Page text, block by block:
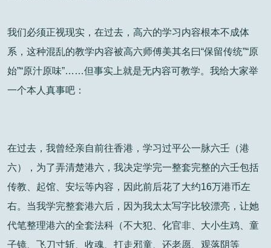
我们必须正视现实，在过去，高六的学习内容根本不成体
系，这种混乱的教学内容被高六师傅美其名曰“保留传统”“原
始”“原汁原味”……但事实上就是无内容可教学。我给大家举
一个本人真事吧：
在过去，我曾经亲自前往香港，学习过平公一脉六壬（港
六），为了弄清楚港六，我决定学完一整套完整的六壬包括
传教、起馆、安坛等内容，因此前后花了大约16万港币左
右。当我学完整套港六后，因为我太太写字比较漂亮，让她
代笔整理港六的全套法科（不大犯、化官非、大小生鸡、童
子镜、飞刀寸斩、收魂、打走邪童、还老愿、观落阴等